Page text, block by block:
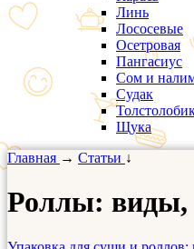
Линь
Лососевые
Осетровая
Пангасиус
Сом и
Судак
Щука
Главная → Статьи ↓
Роллы: виды,